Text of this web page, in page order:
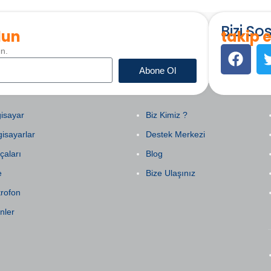
Abone Ol
Bizi
takip
Biz Kimiz ?
Destek Merkezi
Blog
Bize Ulaşınız